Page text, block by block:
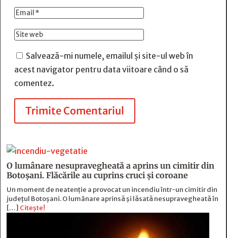
Salvează-mi numele, emailul și site-ul web în
acest navigator pentru data viitoare când o să
comentez.
Trimite Comentariul
O lumânare nesupravegheată a aprins un cimitir din
Botoșani. Flăcările au cuprins cruci și coroane
Un moment de neatenție a provocat un incendiu într-un cimitir din
județul Botoșani. O lumânare aprinsă și lăsată nesupravegheată în
[…] Citește!